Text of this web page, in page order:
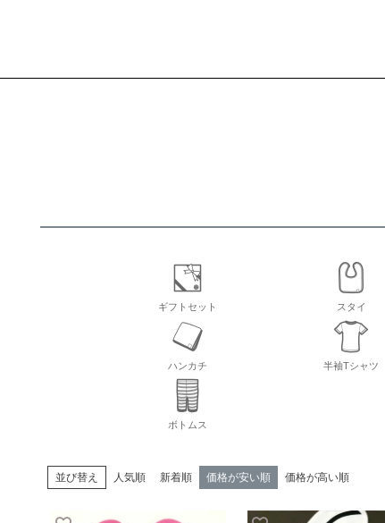
ギフトセット スタイ
ハンカチ 半袖Tシャツ
ボトムス
並び替え 人気順 新着順 価格が安い順 価格が高い順